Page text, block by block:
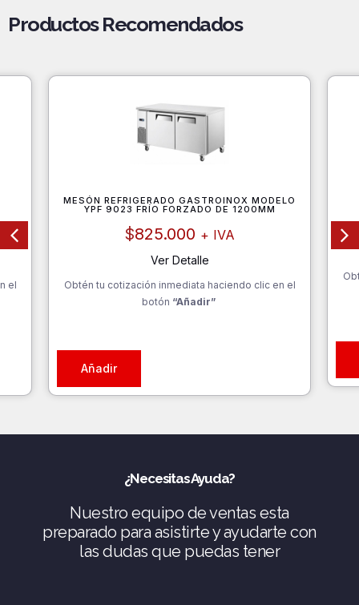
Productos Recomendados
el
MESÓN REFRIGERADO GASTROINOX MODELO
YPF 9023 FRÍO FORZADO DE 1200MM
$825.000 + IVA
Ver Detalle
Obtén tu cotización inmediata haciendo clic en el
botón “Añadir”
Añadir
¿Necesitas Ayuda?
Nuestro equipo de ventas esta
preparado para asistirte y ayudarte con
las dudas que puedas tener